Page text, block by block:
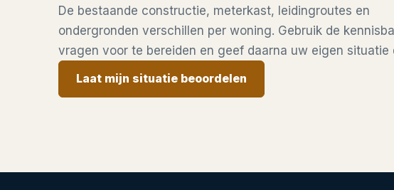
De bestaande constructie, meterkast, leidingroutes en
ondergronden verschillen per woning. Gebruik de
vragen voor te bereiden en geef daarna uw eigen situatie
Laat mijn situatie beoordelen